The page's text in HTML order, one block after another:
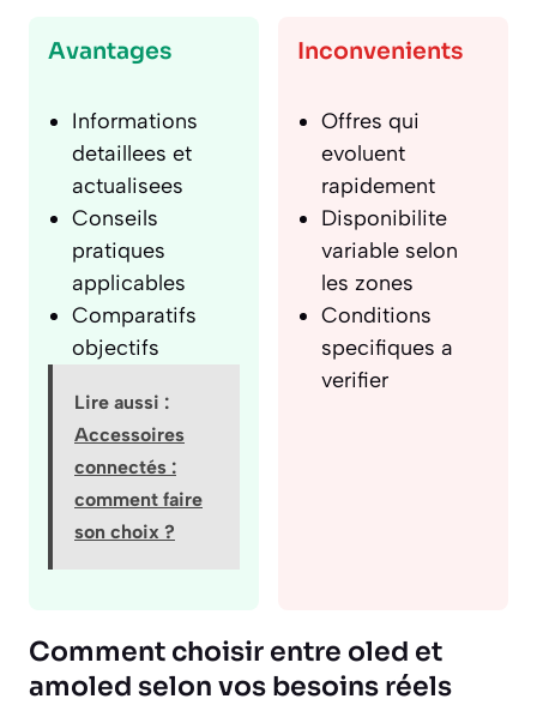
Avantages
Informations
detaillees et
actualisees
Conseils
pratiques
applicables
Comparatifs
objectifs
Lire aussi :
Accessoires
connectés :
comment faire
son choix ?
Inconvenients
Offres qui
evoluent
rapidement
Disponibilite
variable selon
les zones
Conditions
specifiques a
verifier
Comment choisir entre oled et
amoled selon vos besoins réels